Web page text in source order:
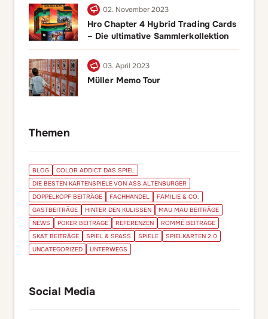
02. November 2023
Hro Chapter 4 Hybrid Trading Cards
– Die ultimative Sammlerkollektion
03. April 2023
Müller Memo Tour
Themen
BLOG
COLOR ADDICT DAS SPIEL
DIE BESTEN KARTENSPIELE VON ASS ALTENBURGER
DOPPELKOPF BEITRÄGE
FACHHANDEL
FAMILIE & CO.
GASTBEITRÄGE
HINTER DEN KULISSEN
MAU MAU BEITRÄGE
NEWS
POKER BEITRÄGE REFERENZEN
ROMMÉ BEITRÄGE
SKAT BEITRÄGE
SPIEL & SPASS SPIELE
SPIELKARTEN 2.0
UNCATEGORIZED
UNTERWEGS
Social Media